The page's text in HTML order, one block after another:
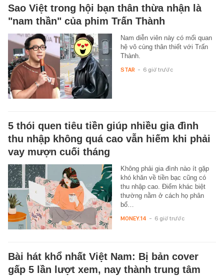
Sao Việt trong hội bạn thân thừa nhận là
"nam thần" của phim Trấn Thành
Nam diễn viên này có mối quan
hệ vô cùng thân thiết với Trấn
Thành.
STAR - 6 giờ trước
5 thói quen tiêu tiền giúp nhiều gia đình
thu nhập không quá cao vẫn hiếm khi phải
vay mượn cuối tháng
Không phải gia đình nào ít gặp
khó khăn về tiền bạc cũng có
thu nhập cao. Điểm khác biệt
thường nằm ở cách họ phân
bổ…
MONEY.14 - 6 giờ trước
Bài hát khổ nhất Việt Nam: Bị bản cover
gấp 5 lần lượt xem, nay thành trung tâm